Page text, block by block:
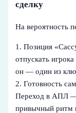
сделку
На вероятность
1. Позиция
отпускать
он — один из
2. Готовность
Переход в АПЛ —
привычный ритм